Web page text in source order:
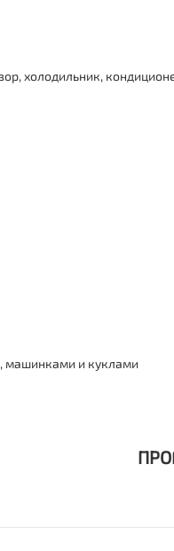
холодильник,
машинками и куклами